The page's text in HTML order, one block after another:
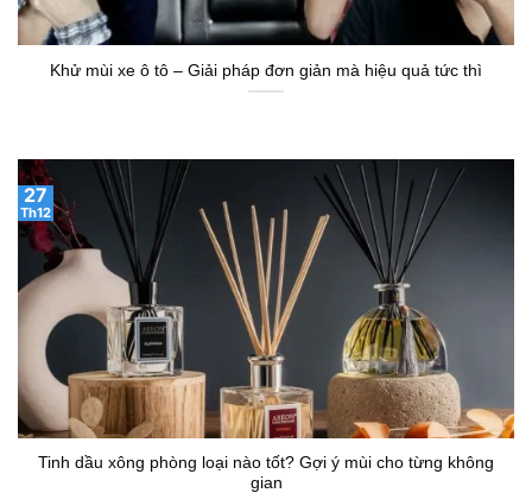
Khử mùi xe ô tô – Giải pháp đơn giản mà hiệu quả tức thì
Tinh dầu xông phòng loại nào tốt? Gợi ý mùi cho từng không
gian
27
Th12